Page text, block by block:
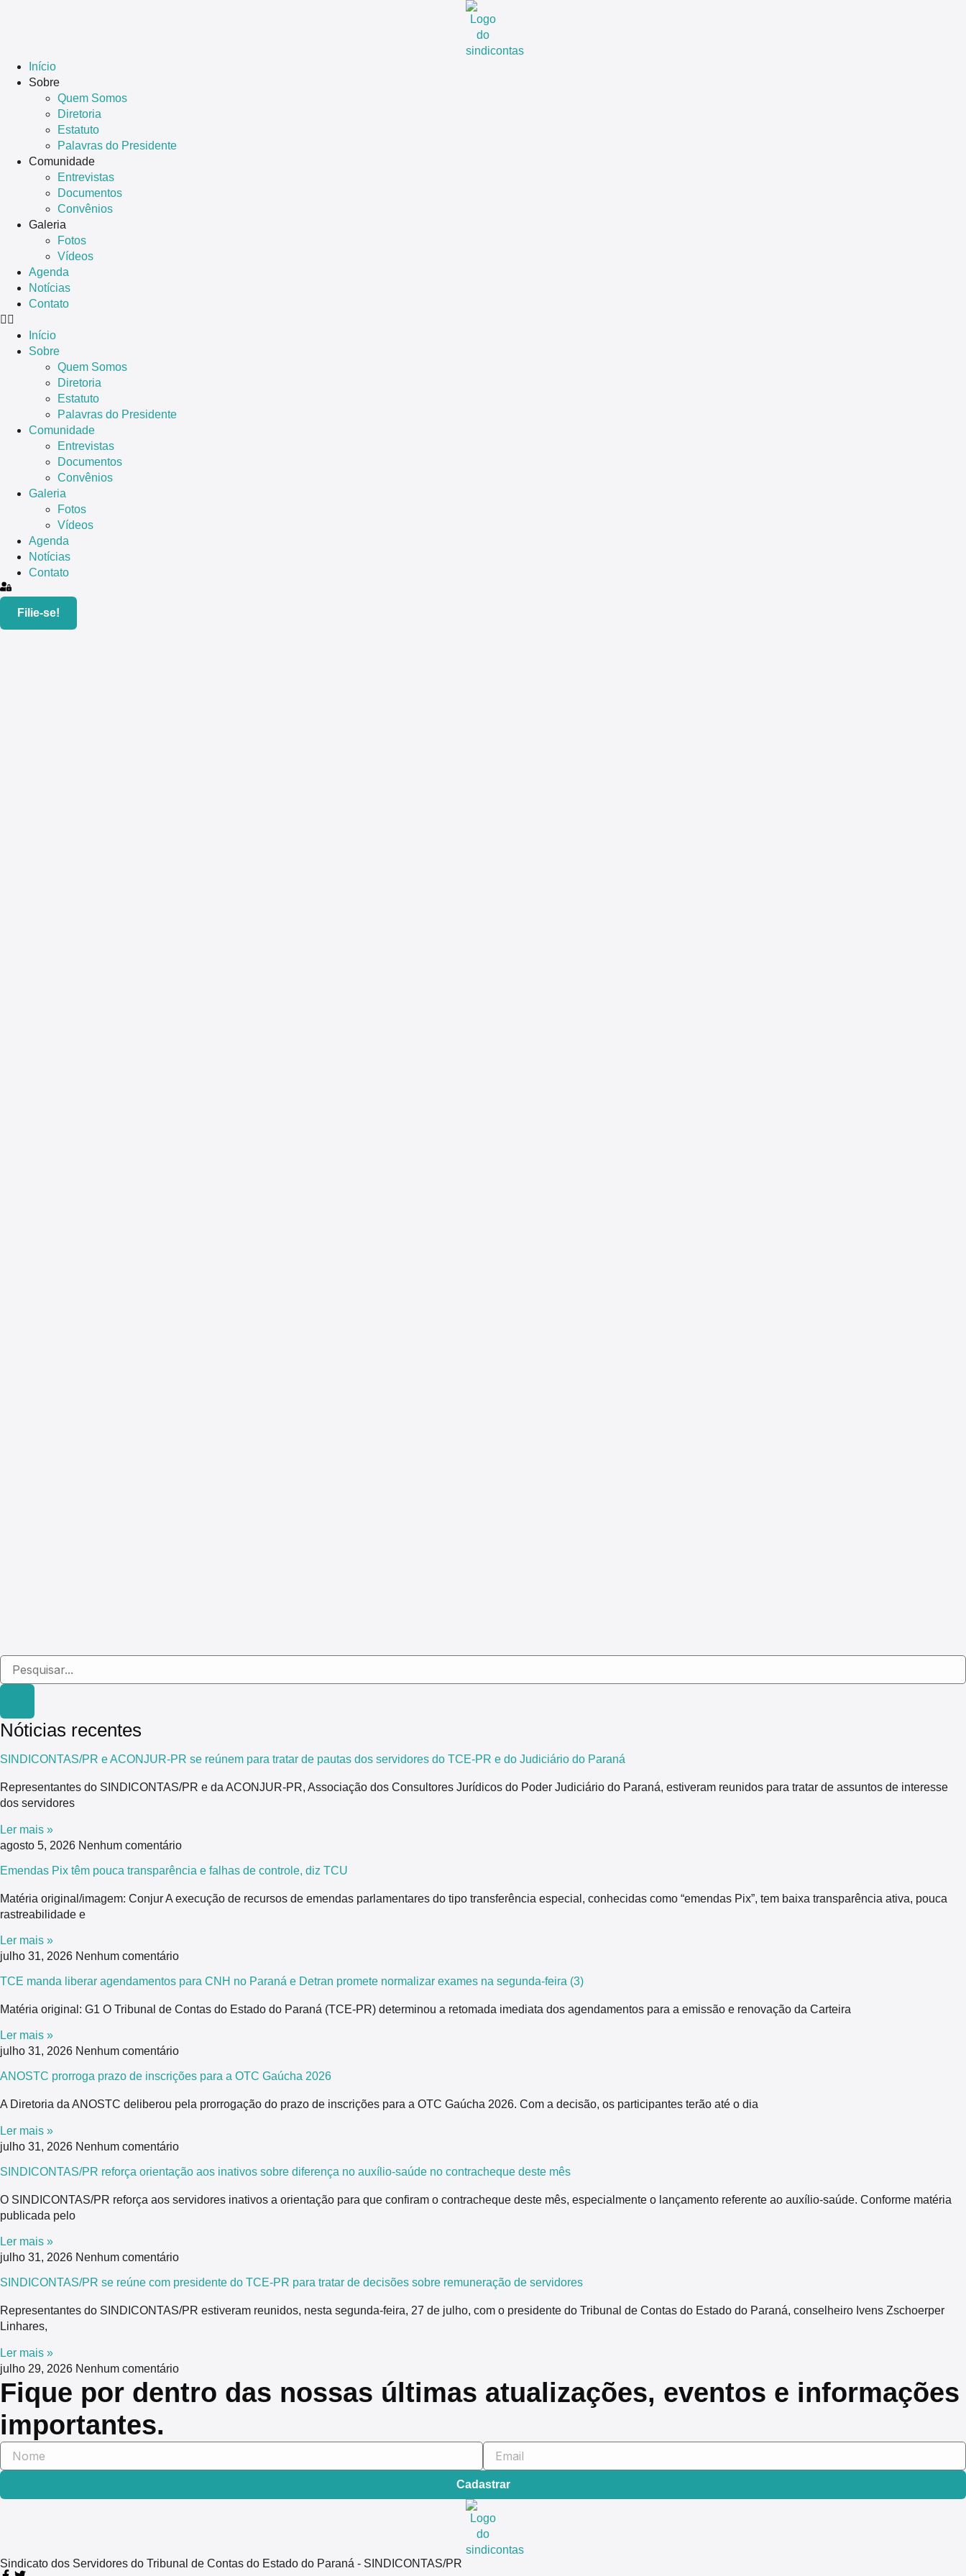
Início
Sobre
Quem Somos
Diretoria
Estatuto
Palavras do Presidente
Comunidade
Entrevistas
Documentos
Convênios
Galeria
Fotos
Vídeos
Agenda
Notícias
Contato
Início
Sobre
Quem Somos
Diretoria
Estatuto
Palavras do Presidente
Comunidade
Entrevistas
Documentos
Convênios
Galeria
Fotos
Vídeos
Agenda
Notícias
Contato
Filie-se!
Nóticias recentes
SINDICONTAS/PR e ACONJUR-PR se reúnem para tratar de pautas dos servidores do TCE-PR e do Judiciário do Paraná
Representantes do SINDICONTAS/PR e da ACONJUR-PR, Associação dos Consultores Jurídicos do Poder Judiciário do Paraná, estiveram reunidos para tratar de assuntos de interesse
dos servidores
Ler mais »
agosto 5, 2026 Nenhum comentário
Emendas Pix têm pouca transparência e falhas de controle, diz TCU
Matéria original/imagem: Conjur A execução de recursos de emendas parlamentares do tipo transferência especial, conhecidas como “emendas Pix”, tem baixa transparência ativa, pouca
rastreabilidade e
Ler mais »
julho 31, 2026 Nenhum comentário
TCE manda liberar agendamentos para CNH no Paraná e Detran promete normalizar exames na segunda-feira (3)
Matéria original: G1 O Tribunal de Contas do Estado do Paraná (TCE-PR) determinou a retomada imediata dos agendamentos para a emissão e renovação da Carteira
Ler mais »
julho 31, 2026 Nenhum comentário
ANOSTC prorroga prazo de inscrições para a OTC Gaúcha 2026
A Diretoria da ANOSTC deliberou pela prorrogação do prazo de inscrições para a OTC Gaúcha 2026. Com a decisão, os participantes terão até o dia
Ler mais »
julho 31, 2026 Nenhum comentário
SINDICONTAS/PR reforça orientação aos inativos sobre diferença no auxílio-saúde no contracheque deste mês
O SINDICONTAS/PR reforça aos servidores inativos a orientação para que confiram o contracheque deste mês, especialmente o lançamento referente ao auxílio-saúde. Conforme matéria
publicada pelo
Ler mais »
julho 31, 2026 Nenhum comentário
SINDICONTAS/PR se reúne com presidente do TCE-PR para tratar de decisões sobre remuneração de servidores
Representantes do SINDICONTAS/PR estiveram reunidos, nesta segunda-feira, 27 de julho, com o presidente do Tribunal de Contas do Estado do Paraná, conselheiro Ivens Zschoerper
Linhares,
Ler mais »
julho 29, 2026 Nenhum comentário
Fique por dentro das nossas últimas atualizações, eventos e informações
importantes.
Cadastrar
Sindicato dos Servidores do Tribunal de Contas do Estado do Paraná - SINDICONTAS/PR